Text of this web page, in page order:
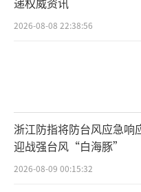
2026-08-08 22:38:56
浙江防指将防台风应急
迎战强台风“白海豚”
2026-08-09 00:15:32